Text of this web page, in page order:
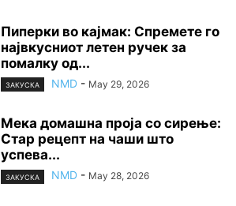
Пиперки во кајмак: Спремете го
највкусниот летен ручек за
помалку од...
ЗАКУСКА NMD - May 29, 2026
Мека домашна проја со сирење:
Стар рецепт на чаши што
успева...
ЗАКУСКА NMD - May 28, 2026